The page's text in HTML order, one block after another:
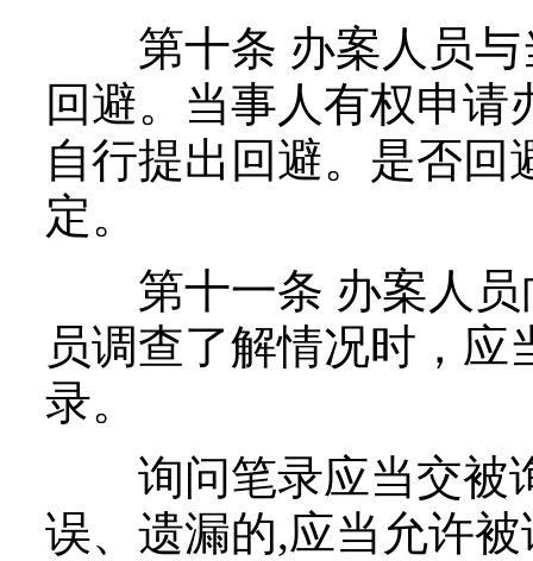
第十条 办案人员与
回避。当事人有权申
自行提出回避。是否
定。
第十一条 办案人员
员调查了解情况时，
录。
询问笔录应当交被
误、遗漏的,应当允许